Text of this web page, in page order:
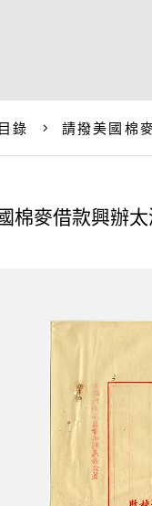
錄 請撥美國棉
棉麥借款興辦